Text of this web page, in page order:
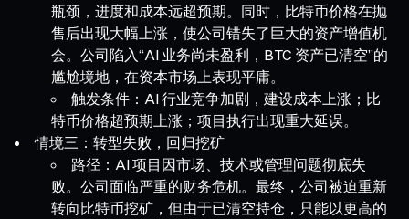
瓶颈，进度和成本远超预期。同时，比特币价格在抛
售后出现大幅上涨，使公司错失了巨大的资产增值机
会。公司陷入“AI 业务尚未盈利，BTC 资产已清空”的
尴尬境地，在资本市场上表现平庸。
触发条件：AI 行业竞争加剧，建设成本上涨；比
特币价格超预期上涨；项目执行出现重大延误。
情境三：转型失败，回归挖矿
路径：AI 项目因市场、技术或管理问题彻底失
败。公司面临严重的财务危机。最终，公司被迫重新
转向比特币挖矿，但由于已清空持仓，只能以更高的